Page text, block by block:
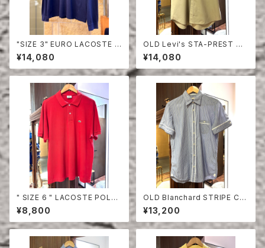
"SIZE 3" EURO LACOSTE P
OLO SHIRT LONG SLEEVE
¥14,080
OLD Levi's STA-PREST HA
LF SLEEVE SHIRT
¥14,080
" SIZE 6 " LACOSTE POLO
SHIRT RED
¥8,800
OLD Blanchard STRIPE CO
TTON HALF SLEEVE SHIRT
¥13,200